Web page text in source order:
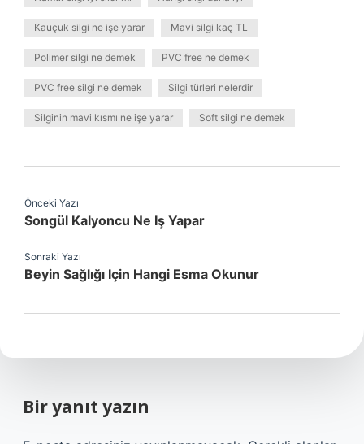
Kauçuk silgi ne işe yarar Mavi silgi kaç TL
Polimer silgi ne demek PVC free ne demek
PVC free silgi ne demek Silgi türleri nelerdir
Silginin mavi kısmı ne işe yarar Soft silgi ne demek
Önceki Yazı
Songül Kalyoncu Ne Iş Yapar
Sonraki Yazı
Beyin Sağlığı Için Hangi Esma Okunur
Bir yanıt yazın